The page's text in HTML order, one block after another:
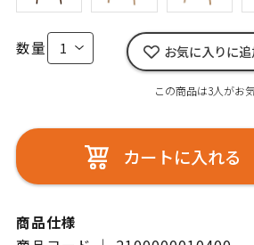
数量 お気に入りに
この商品は3人がお
カートに入れる
商品仕様